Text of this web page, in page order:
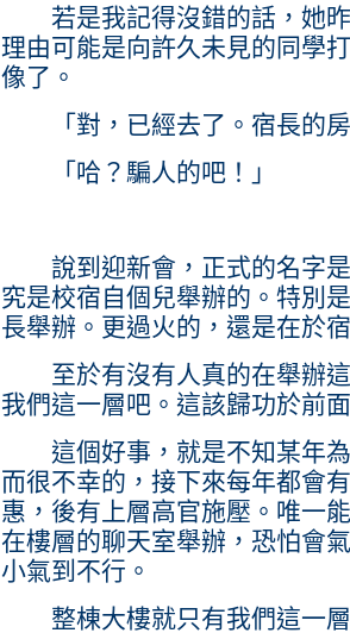
若是我記得沒錯的話，她昨
理由可能是向許久未見的同學
像了。
「對，已經去了。宿長的
「哈？騙人的吧！」
說到迎新會，正式的名字是
究是校宿自個兒舉辦的。特別
長舉辦。更過火的，還是在於
至於有沒有人真的在舉辦這
我們這一層吧。這該歸功於前
這個好事，就是不知某年為
而很不幸的，接下來每年都會
惠，後有上層高官施壓。唯一
在樓層的聊天室舉辦，恐怕會
小氣到不行。
整棟大樓就只有我們這一層